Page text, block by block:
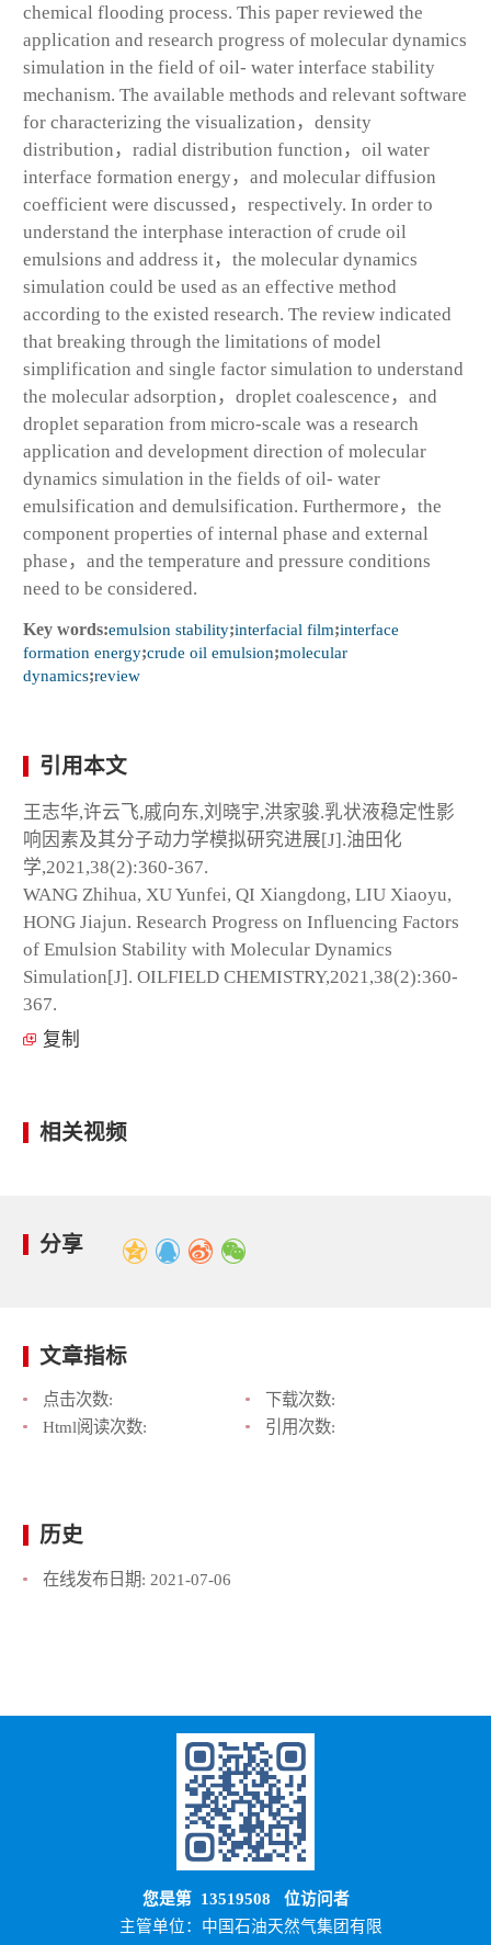
chemical flooding process. This paper reviewed the
application and research progress of molecular dynamics
simulation in the field of oil- water interface stability
mechanism. The available methods and relevant software
for characterizing the visualization，density
distribution，radial distribution function，oil water
interface formation energy，and molecular diffusion
coefficient were discussed，respectively. In order to
understand the interphase interaction of crude oil
emulsions and address it，the molecular dynamics
simulation could be used as an effective method
according to the existed research. The review indicated
that breaking through the limitations of model
simplification and single factor simulation to understand
the molecular adsorption，droplet coalescence，and
droplet separation from micro-scale was a research
application and development direction of molecular
dynamics simulation in the fields of oil- water
emulsification and demulsification. Furthermore，the
component properties of internal phase and external
phase，and the temperature and pressure conditions
need to be considered.
Key words:emulsion stability;interfacial film;interface
formation energy;crude oil emulsion;molecular
dynamics;review
引用本文
王志华,许云飞,戚向东,刘晓宇,洪家骏.乳状液稳定性影
响因素及其分子动力学模拟研究进展[J].油田化
学,2021,38(2):360-367.
WANG Zhihua, XU Yunfei, QI Xiangdong, LIU Xiaoyu,
HONG Jiajun. Research Progress on Influencing Factors
of Emulsion Stability with Molecular Dynamics
Simulation[J]. OILFIELD CHEMISTRY,2021,38(2):360-
367.
复制
相关视频
分享
文章指标
点击次数:
下载次数:
Html阅读次数:
引用次数:
历史
在线发布日期: 2021-07-06
您是第 13519508 位访问者
主管单位：中国石油天然气集团有限